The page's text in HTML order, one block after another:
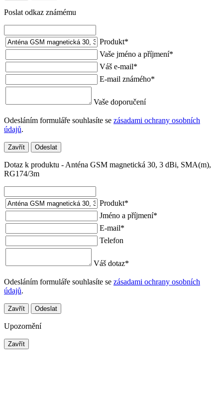
Poslat odkaz známému
Produkt*
Vaše jméno a příjmení*
Váš e-mail*
E-mail známého*
Vaše doporučení
Odesláním formuláře souhlasíte se zásadami ochrany osobních
údajů.
Zavřít Odeslat
Dotaz k produktu - Anténa GSM magnetická 30, 3 dBi, SMA(m),
RG174/3m
Produkt*
Jméno a příjmení*
E-mail*
Telefon
Váš dotaz*
Odesláním formuláře souhlasíte se zásadami ochrany osobních
údajů.
Zavřít Odeslat
Upozornění
Zavřít